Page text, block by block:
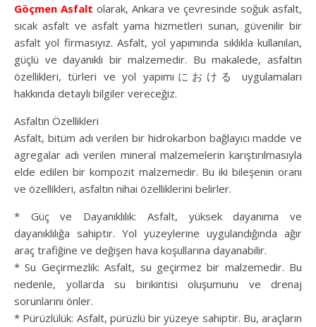
Göçmen Asfalt olarak, Ankara ve çevresinde soğuk asfalt,
sıcak asfalt ve asfalt yama hizmetleri sunan, güvenilir bir
asfalt yol firmasıyız. Asfalt, yol yapımında sıklıkla kullanılan,
güçlü ve dayanıklı bir malzemedir. Bu makalede, asfaltın
özellikleri, türleri ve yol yapımıにおける uygulamaları
hakkında detaylı bilgiler vereceğiz.
Asfaltın Özellikleri
Asfalt, bitüm adı verilen bir hidrokarbon bağlayıcı madde ve
agregalar adı verilen mineral malzemelerin karıştırılmasıyla
elde edilen bir kompozit malzemedir. Bu iki bileşenin oranı
ve özellikleri, asfaltın nihai özelliklerini belirler.
* Güç ve Dayanıklılık: Asfalt, yüksek dayanıma ve
dayanıklılığa sahiptir. Yol yüzeylerine uygulandığında ağır
araç trafiğine ve değişen hava koşullarına dayanabilir.
* Su Geçirmezlik: Asfalt, su geçirmez bir malzemedir. Bu
nedenle, yollarda su birikintisi oluşumunu ve drenaj
sorunlarını önler.
* Pürüzlülük: Asfalt, pürüzlü bir yüzeye sahiptir. Bu, araçların